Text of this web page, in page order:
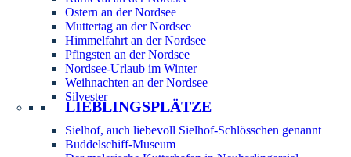
Ostern an der Nordsee
Muttertag an der Nordsee
Himmelfahrt an der Nordsee
Pfingsten an der Nordsee
Nordsee-Urlaub im Winter
Weihnachten an der Nordsee
Silvester
LIEBLINGSPLÄTZE
Sielhof, auch liebevoll Sielhof-Schlösschen genannt
Buddelschiff-Museum